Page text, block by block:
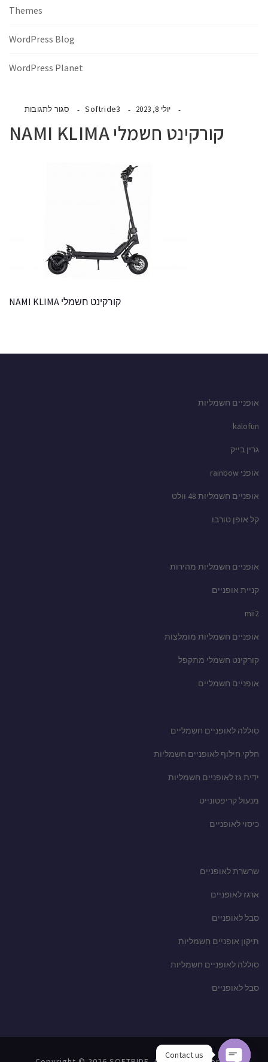
יולי 8, 2023 Softride3 סגור לתגובות
קורקינט חשמלי NAMI KLIMA
קורקינט חשמלי NAMI KLIMA
Themes
WordPress Blog
WordPress Planet
אופניים חשמליות
kalofun
גרין בייק
אופני rainbow
אופניים חשמליות 48 וולט
קל אופן טורבו
אופניים חשמליות מהירות
קניית אופניים
mii2
אופניים חשמליות מומלצות
קורקינט חשמלי מתקפל
אופניים חשמליים
סוללה לאופניים חשמליים
חלקי חילוף לאופניים חשמליות
ידית גז לאופניים חשמליות
מנעול קריפטונייט
כיסוי לאופניים
שרשרת לאופניים
ארגז לאופניים
סבל לאופניים
תיקון אופניים חשמליות
סוללה לאופניים חשמליות
סבל לאופניים
Contact us